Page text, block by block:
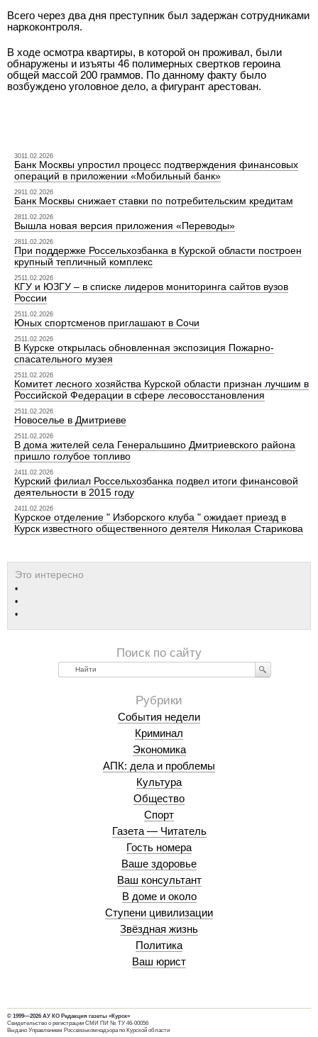
Всего через два дня преступник был задержан сотрудниками
наркоконтроля.
В ходе осмотра квартиры, в которой он проживал, были
обнаружены и изъяты 46 полимерных свертков героина
общей массой 200 граммов. По данному факту было
возбуждено уголовное дело, а фигурант арестован.
3011.02.2026
Банк Москвы упростил процесс подтверждения финансовых
операций в приложении «Мобильный банк»
2911.02.2026
Банк Москвы снижает ставки по потребительским кредитам
2811.02.2026
Вышла новая версия приложения «Переводы»
2811.02.2026
При поддержке Россельхозбанка в Курской области построен
крупный тепличный комплекс
2511.02.2026
КГУ и ЮЗГУ – в списке лидеров мониторинга сайтов вузов
России
2511.02.2026
Юных спортсменов приглашают в Сочи
2511.02.2026
В Курске открылась обновленная экспозиция Пожарно-
спасательного музея
2511.02.2026
Комитет лесного хозяйства Курской области признан лучшим в
Российской Федерации в сфере лесовосстановления
2511.02.2026
Новоселье в Дмитриеве
2511.02.2026
В дома жителей села Генеральшино Дмитриевского района
пришло голубое топливо
2411.02.2026
Курский филиал Россельхозбанка подвел итоги финансовой
деятельности в 2015 году
2411.02.2026
Курское отделение " Изборского клуба " ожидает приезд в
Курск известного общественного деятеля Николая Старикова
Найти
События недели
Криминал
Экономика
АПК: дела и проблемы
Культура
Общество
Спорт
Газета — Читатель
Гость номера
Ваше здоровье
Ваш консультант
В доме и около
Ступени цивилизации
Звёздная жизнь
Политика
Ваш юрист
© 1999—2026 АУ КО Редакция газеты «Курск»
Свидетельство о регистрации СМИ ПИ № ТУ 46-00056
Выдано Управлением Россвязькомнадзора по Курской области